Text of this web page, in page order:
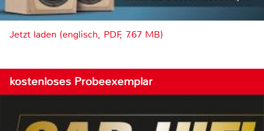
Jetzt laden (englisch, PDF, 7.67 MB)
kostenloses Probeexemplar